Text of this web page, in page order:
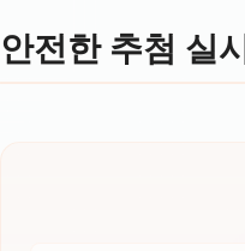
안전한 추첨 실